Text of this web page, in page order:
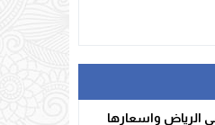
في الرياض واسعارها